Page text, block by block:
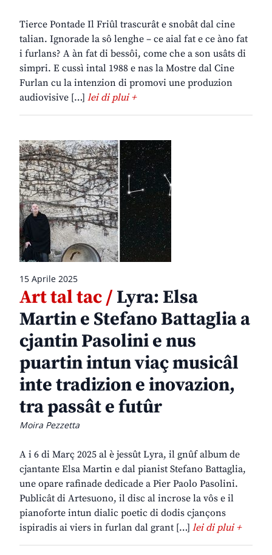
Tierce Pontade Il Friûl trascurât e snobât dal cine
talian. Ignorade la sô lenghe – ce aial fat e ce àno fat
i furlans? A àn fat di bessôi, come che a son usâts di
simpri. E cussì intal 1988 e nas la Mostre dal Cine
Furlan cu la intenzion di promovi une produzion
audiovisive […] lei di plui +
15 Aprile 2025
Art tal tac /Lyra: Elsa
Martin e Stefano Battaglia a
cjantin Pasolini e nus
puartin intun viaç musicâl
inte tradizion e inovazion,
tra passât e futûr
Moira Pezzetta
A i 6 di Març 2025 al è jessût Lyra, il gnûf album de
cjantante Elsa Martin e dal pianist Stefano Battaglia,
une opare rafinade dedicade a Pier Paolo Pasolini.
Publicât di Artesuono, il disc al incrose la vôs e il
pianoforte intun dialic poetic di dodis cjançons
ispiradis ai viers in furlan dal grant […] lei di plui +